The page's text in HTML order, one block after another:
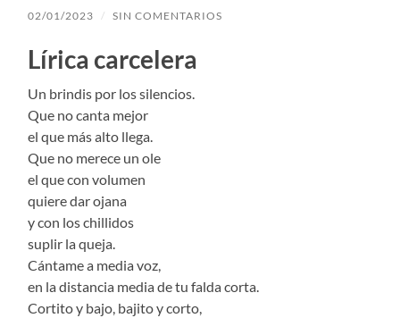
02/01/2023 / SIN COMENTARIOS
Lírica carcelera
Un brindis por los silencios.
Que no canta mejor
el que más alto llega.
Que no merece un ole
el que con volumen
quiere dar ojana
y con los chillidos
suplir la queja.
Cántame a media voz,
en la distancia media de tu falda corta.
Cortito y bajo, bajito y corto,